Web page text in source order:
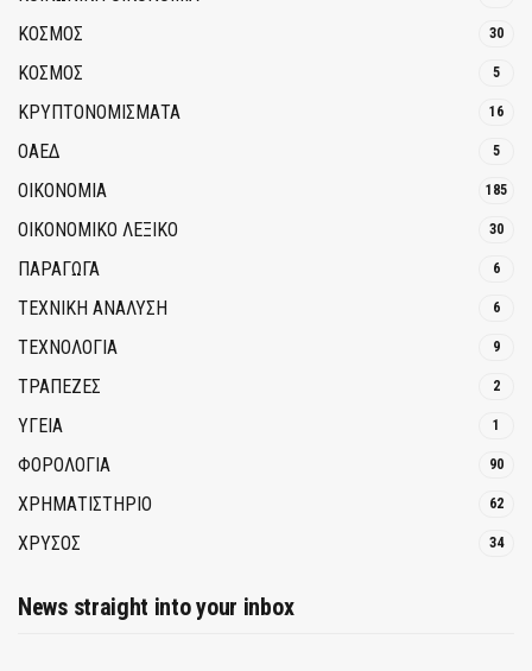
ΚΟΣΜΟΣ 30
ΚΟΣΜΟΣ 5
ΚΡΥΠΤΟΝΟΜΊΣΜΑΤΑ 16
ΟΑΕΔ 5
ΟΙΚΟΝΟΜΙΑ 185
ΟΙΚΟΝΟΜΙΚΟ ΛΕΞΙΚΟ 30
ΠΑΡΑΓΩΓΑ 6
ΤΕΧΝΙΚΗ ΑΝΑΛΥΣΗ 6
ΤΕΧΝΟΛΟΓΙΑ 9
ΤΡΆΠΕΖΕΣ 2
ΥΓΕΙΑ 1
ΦΟΡΟΛΟΓΙΑ 90
ΧΡΗΜΑΤΙΣΤΗΡΙΟ 62
ΧΡΥΣΟΣ 34
News straight into your inbox